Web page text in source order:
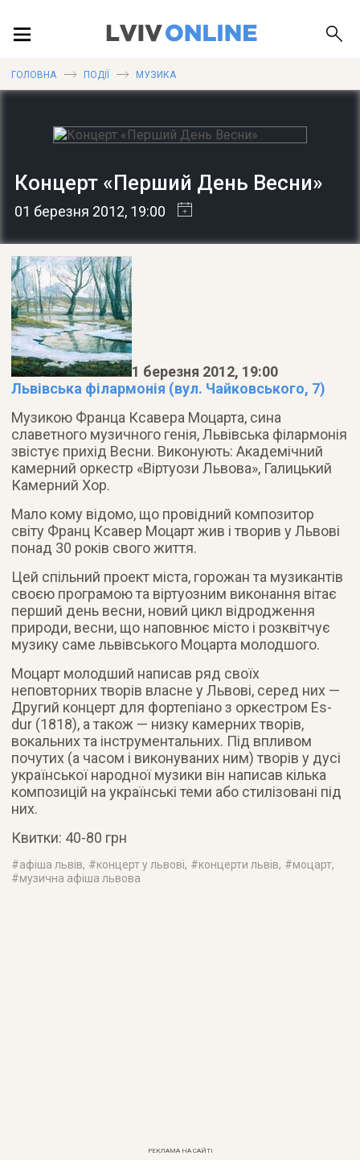
ПУБЛІКАЦІЇ
ДОВІДКА
ГОЛОВНА ПОДІЇ МУЗИКА
Концерт «Перший День Весни»
01 березня 2012, 19:00
1 березня 2012, 19:00
Львівська філармонія (вул. Чайковського, 7)
Музикою Франца Ксавера Моцарта, сина
славетного музичного генія, Львівська філармонія
звістує прихід Весни. Виконують: Академічний
камерний оркестр «Віртуози Львова», Галицький
Камерний Хор.
Мало кому відомо, що провідний композитор
світу Франц Ксавер Моцарт жив і творив у Львові
понад 30 років свого життя.
Цей спільний проект міста, горожан та музикантів
своєю програмою та віртуозним виконання вітає
перший день весни, новий цикл відродження
природи, весни, що наповнює місто і розквітчує
музику саме львівського Моцарта молодшого.
Моцарт молодший написав ряд своїх
неповторних творів власне у Львові, серед них —
Другий концерт для фортепіано з оркестром Es-
dur (1818), а також — низку камерних творів,
вокальних та інструментальних. Під впливом
почутих (а часом і виконуваних ним) творів у дусі
української народної музики він написав кілька
композицій на українські теми або стилізовані під
них.
Квитки: 40-80 грн
#афіша львів, #концерт у львові, #концерти львів, #моцарт,
#музична афіша львова
РЕКЛАМА НА САЙТІ